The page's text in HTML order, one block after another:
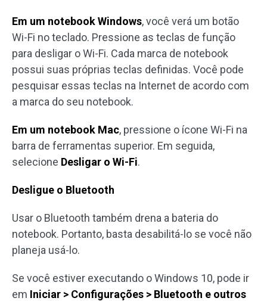
Em um notebook Windows, você verá um botão
Wi-Fi no teclado. Pressione as teclas de função
para desligar o Wi-Fi. Cada marca de notebook
possui suas próprias teclas definidas. Você pode
pesquisar essas teclas na Internet de acordo com
a marca do seu notebook.
Em um notebook Mac, pressione o ícone Wi-Fi na
barra de ferramentas superior. Em seguida,
selecione Desligar o Wi-Fi.
Desligue o Bluetooth
Usar o Bluetooth também drena a bateria do
notebook. Portanto, basta desabilitá-lo se você não
planeja usá-lo.
Se você estiver executando o Windows 10, pode ir
em Iniciar > Configurações > Bluetooth e outros